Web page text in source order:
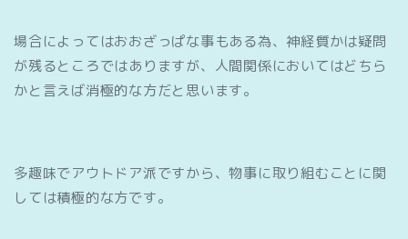
場合によってはおおざっぱな事もある為、神経質かは疑問
が残るところではありますが、人間関係においてはどちら
かと言えば消極的な方だと思います。
多趣味でアウトドア派ですから、物事に取り組むことに関
しては積極的な方です。